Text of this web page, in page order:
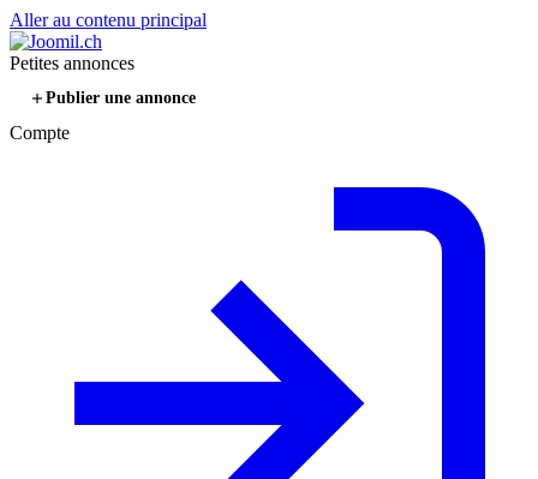
Aller au contenu principal
Petites annonces
Publier une annonce
Compte